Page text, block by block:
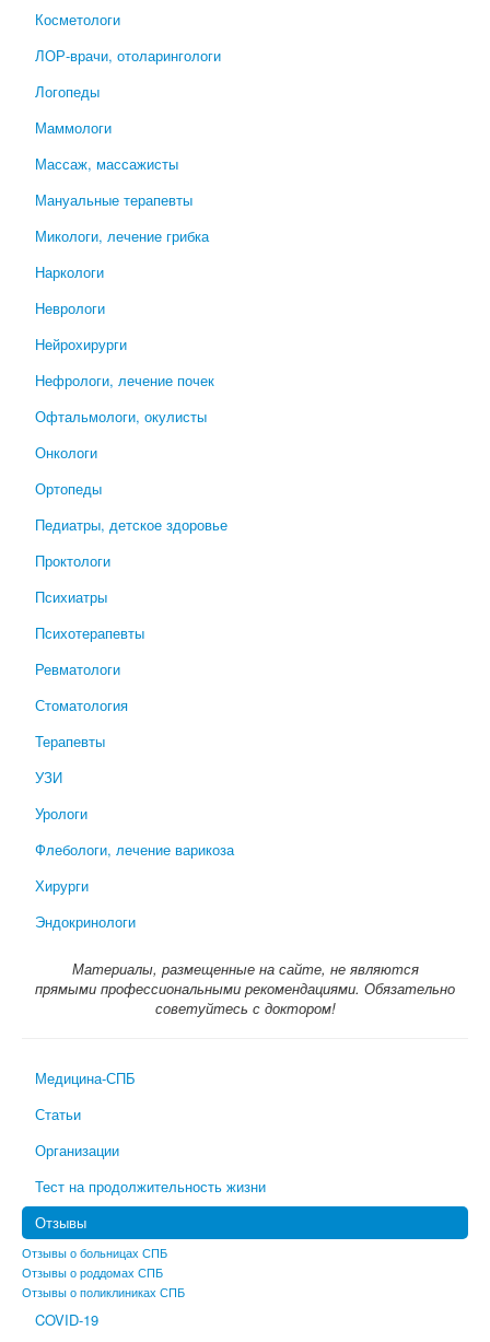
Косметологи
ЛОР-врачи, отоларингологи
Логопеды
Маммологи
Массаж, массажисты
Мануальные терапевты
Микологи, лечение грибка
Наркологи
Неврологи
Нейрохирурги
Нефрологи, лечение почек
Офтальмологи, окулисты
Онкологи
Ортопеды
Педиатры, детское здоровье
Проктологи
Психиатры
Психотерапевты
Ревматологи
Стоматология
Терапевты
УЗИ
Урологи
Флебологи, лечение варикоза
Хирурги
Эндокринологи
Материалы, размещенные на сайте, не являются
прямыми профессиональными рекомендациями. Обязательно
советуйтесь с доктором!
Медицина-СПБ
Статьи
Организации
Тест на продолжительность жизни
Отзывы
Отзывы о больницах СПБ
Отзывы о роддомах СПБ
Отзывы о поликлиниках СПБ
COVID-19